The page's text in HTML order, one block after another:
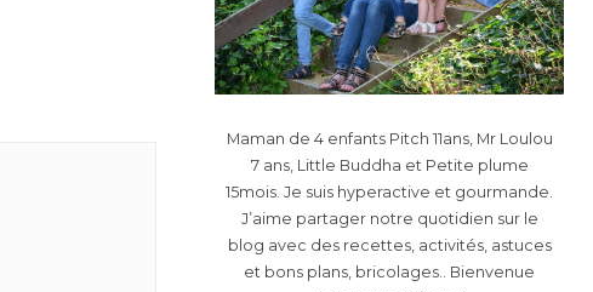
Maman de 4 enfants Pitch 11ans, Mr Loulou
7 ans, Little Buddha et Petite plume
15mois. Je suis hyperactive et gourmande.
J’aime partager notre quotidien sur le
blog avec des recettes, activités, astuces
et bons plans, bricolages.. Bienvenue